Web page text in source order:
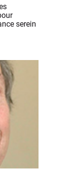
serein